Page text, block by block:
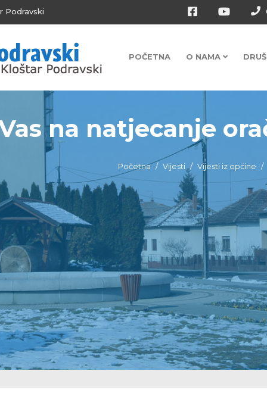
Podravski
POČETNA O NAMA
na natjecanje
Početna Vijesti Vijesti iz općine